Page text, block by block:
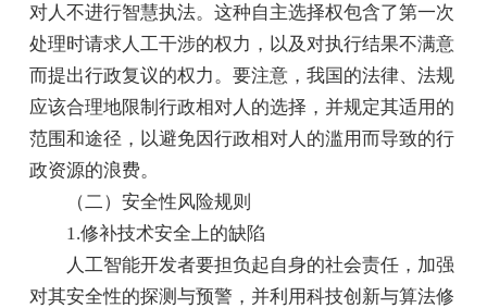
对人不进行智慧执法。这种自主选择权包含了第一次
处理时请求人工干涉的权力，以及对执行结果不满意
而提出行政复议的权力。要注意，我国的法律、法规
应该合理地限制行政相对人的选择，并规定其适用的
范围和途径，以避免因行政相对人的滥用而导致的行
政资源的浪费。
（二）安全性风险规则
1.修补技术安全上的缺陷
人工智能开发者要担负起自身的社会责任，加强
对其安全性的探测与预警，并利用科技创新与算法修